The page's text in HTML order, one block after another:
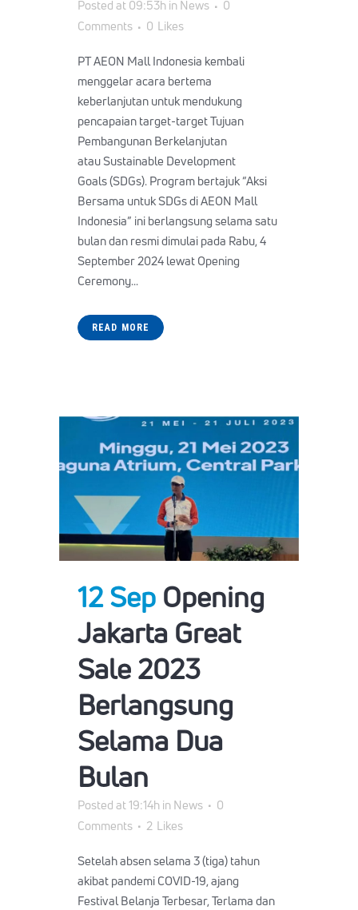
Posted at 09:53hinNews
0
Comments
0 Likes
PT AEON Mall Indonesia kembali
menggelar acara bertema
keberlanjutan untuk mendukung
pencapaian target-target Tujuan
Pembangunan Berkelanjutan
atau Sustainable Development
Goals (SDGs). Program bertajuk “Aksi
Bersama untuk SDGs di AEON Mall
Indonesia” ini berlangsung selama satu
bulan dan resmi dimulai pada Rabu, 4
September 2024 lewat Opening
Ceremony...
READ MORE
12 Sep Opening
Jakarta Great
Sale 2023
Berlangsung
Selama Dua
Bulan
Posted at 19:14hinNews
0
Comments
2 Likes
Setelah absen selama 3 (tiga) tahun
akibat pandemi COVID-19, ajang
Festival Belanja Terbesar, Terlama dan